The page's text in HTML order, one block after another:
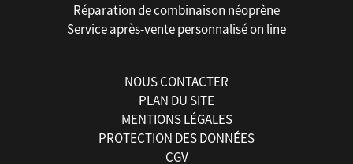
Réparation de combinaison néoprène
Service après-vente personnalisé on line
NOUS CONTACTER
PLAN DU SITE
MENTIONS LÉGALES
PROTECTION DES DONNÉES
CGV